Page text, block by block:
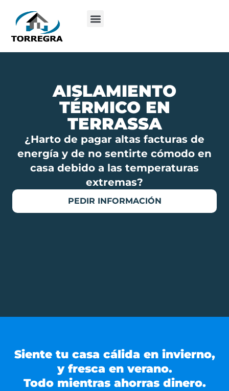
AISLAMIENTO
TÉRMICO EN
TERRASSA
¿Harto de pagar altas facturas de
energía y de no sentirte cómodo en
casa debido a las temperaturas
extremas?
PEDIR INFORMACIÓN
Siente tu casa cálida en invierno,
y fresca en verano.
Todo mientras ahorras dinero.